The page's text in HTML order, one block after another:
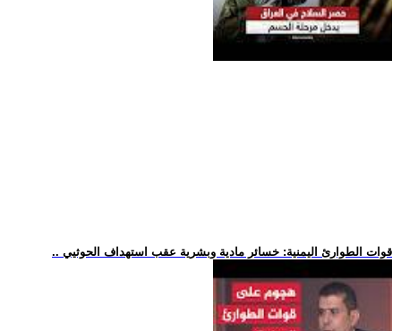
.. قوات الطوارئ اليمنية: خسائر مادية وبشرية عقب استهداف الحوثيي